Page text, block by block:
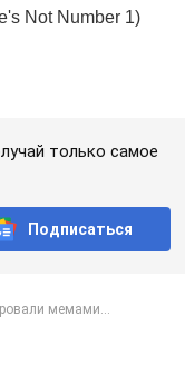
только самое
Подписаться
мемами...